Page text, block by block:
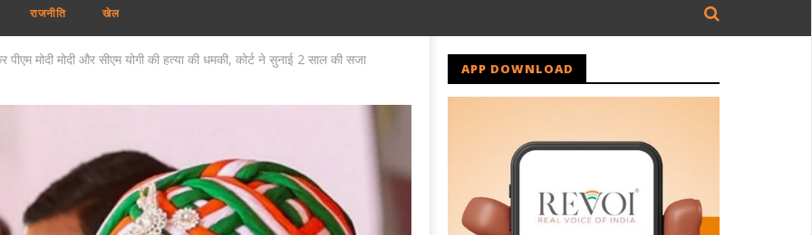
दिल्ली-एनसीआर में झमाझम बारिश से मौसम हुआ सुहाना, IMD ने जारी किया येलो अलर्ट; जानें अगले 5 दिनों का हाल
ऊना दलित अत्याचार केस : आरोपियों के बरी होने पर मायावती का हमला, गुजरात सरकार से हाईकोर्ट में सख्त पैरवी की मांग
मोहन भागवत के जेन-जी बयान का भाजपा सांसदों ने किया समर्थन, बोले- युवा विपक्ष के बहकावे में नहीं आएगा
Aban Ahmed : प्रयागराज पहुंचा अबान का शव, अतीक-अशरफ और असद की कब्र के पास होगा सुपुर्द-ए-खाक
राजनीति खेल
पीएम मोदी मोदी और सीएम योगी की हत्या की धमकी, कोर्ट ने सुनाई 2 साल की सजा
APP DOWNLOAD